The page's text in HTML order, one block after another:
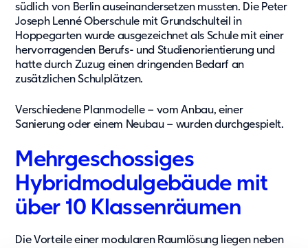
südlich von Berlin auseinandersetzen mussten. Die Peter
Joseph Lenné Oberschule mit Grundschulteil in
Hoppegarten wurde ausgezeichnet als Schule mit einer
hervorragenden Berufs- und Studienorientierung und
hatte durch Zuzug einen dringenden Bedarf an
zusätzlichen Schulplätzen.
Verschiedene Planmodelle – vom Anbau, einer
Sanierung oder einem Neubau – wurden durchgespielt.
Mehrgeschossiges
Hybridmodulgebäude mit
über 10 Klassenräumen
Die Vorteile einer modularen Raumlösung liegen neben